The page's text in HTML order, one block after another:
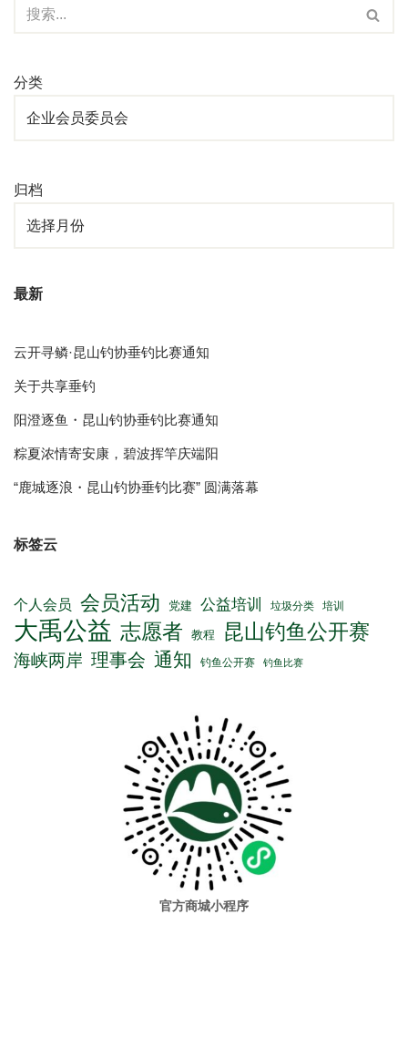
分类
归档
最新
云开寻鳞·昆山钓协垂钓比赛通知
关于共享垂钓
阳澄逐鱼・昆山钓协垂钓比赛通知
粽夏浓情寄安康，碧波挥竿庆端阳
“鹿城逐浪・昆山钓协垂钓比赛” 圆满落幕
标签云
个人会员 会员活动 党建 公益培训 垃圾分类 培训
大禹公益 志愿者 教程 昆山钓鱼公开赛
海峡两岸 理事会 通知 钓鱼公开赛 钓鱼比赛
官方商城小程序